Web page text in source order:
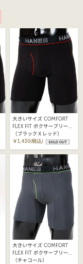
大きいサイズ COMFORT
FLEX FIT ボクサーブリーフ
25FW ヘインズ
(HM6EQ102K)
（ブラックＸレッド）
￥1,430(税込)
大きいサイズ COMFORT
FLEX FIT ボクサーブリーフ
25FW ヘインズ
（チャコール）